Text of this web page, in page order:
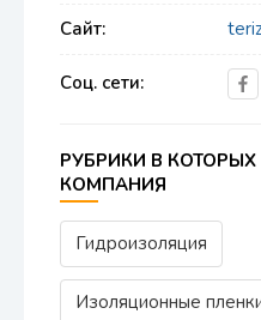
Сайт:
Соц. сети:
РУБРИКИ В
КОМПАНИЯ
Гидроизоляция
Изоляционные